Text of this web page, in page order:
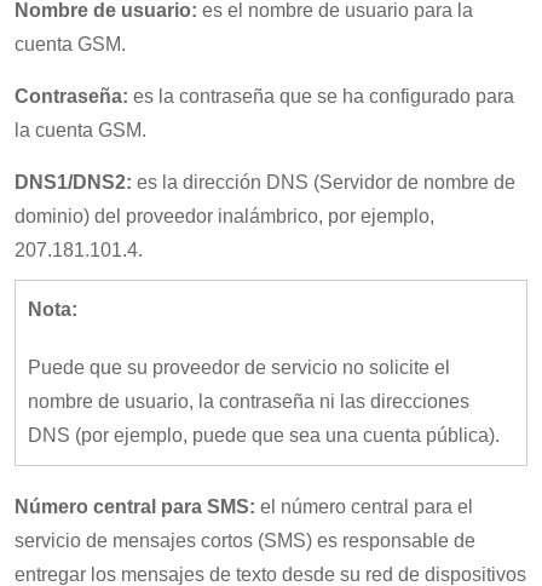
Nombre de usuario: es el nombre de usuario para la
cuenta GSM.
Contraseña: es la contraseña que se ha configurado para
la cuenta GSM.
DNS1/DNS2: es la dirección DNS (Servidor de nombre de
dominio) del proveedor inalámbrico, por ejemplo,
207.181.101.4.
Nota:
Puede que su proveedor de servicio no solicite el
nombre de usuario, la contraseña ni las direcciones
DNS (por ejemplo, puede que sea una cuenta pública).
Número central para SMS: el número central para el
servicio de mensajes cortos (SMS) es responsable de
entregar los mensajes de texto desde su red de dispositivos